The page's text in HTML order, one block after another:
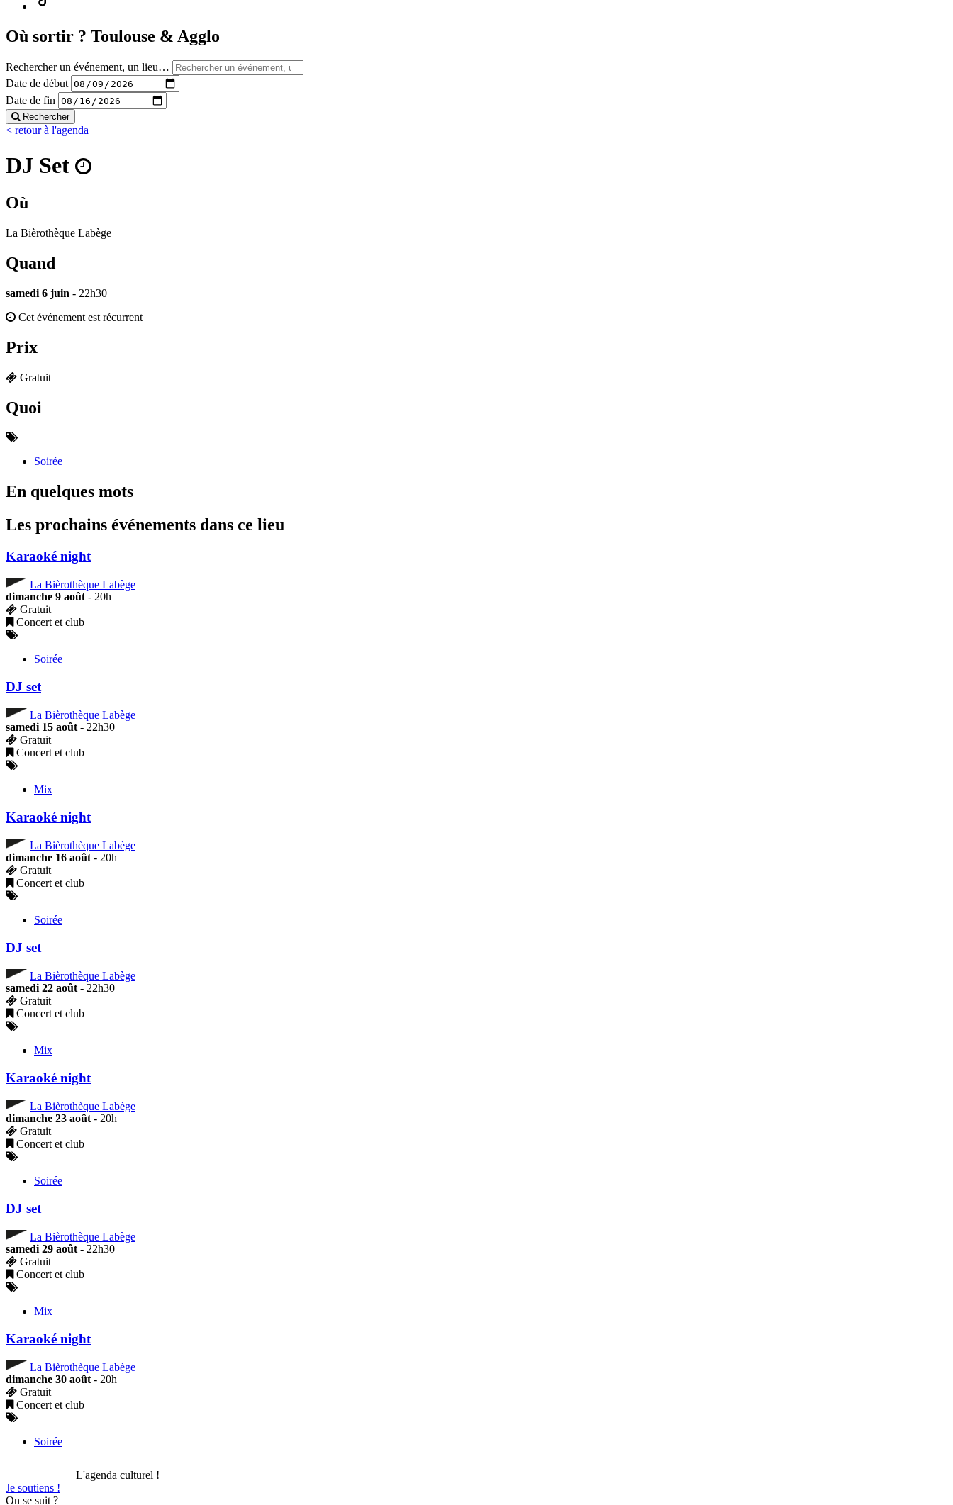
Où sortir ? Toulouse & Agglo
Rechercher un événement, un lieu…
Date de début
Date de fin
Rechercher
< retour à l'agenda
DJ Set
Où
La Bièrothèque Labège
Quand
samedi 6 juin - 22h30
Cet événement est récurrent
Prix
Gratuit
Quoi
Soirée
En quelques mots
Les prochains événements dans ce lieu
Karaoké night
La Bièrothèque Labège
dimanche 9 août- 20h
Gratuit
Concert et club
Soirée
DJ set
La Bièrothèque Labège
samedi 15 août- 22h30
Gratuit
Concert et club
Mix
Karaoké night
La Bièrothèque Labège
dimanche 16 août- 20h
Gratuit
Concert et club
Soirée
DJ set
La Bièrothèque Labège
samedi 22 août- 22h30
Gratuit
Concert et club
Mix
Karaoké night
La Bièrothèque Labège
dimanche 23 août- 20h
Gratuit
Concert et club
Soirée
DJ set
La Bièrothèque Labège
samedi 29 août- 22h30
Gratuit
Concert et club
Mix
Karaoké night
La Bièrothèque Labège
dimanche 30 août- 20h
Gratuit
Concert et club
Soirée
L'agenda culturel !
Je soutiens !
On se suit ?